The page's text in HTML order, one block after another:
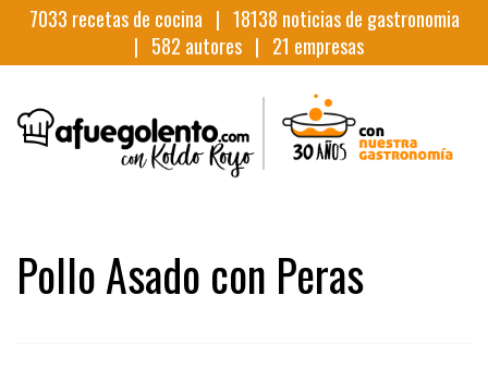
7033 recetas de cocina | 18138 noticias de gastronomia
| 582 autores | 21 empresas
Pollo Asado con Peras